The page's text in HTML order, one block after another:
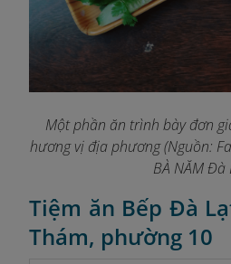
Một phần ăn trình bày đơn
hương vị địa phương (Nguồn:
BÀ NĂM Đà
Tiệm ăn Bếp Đà
Thám, phường 10